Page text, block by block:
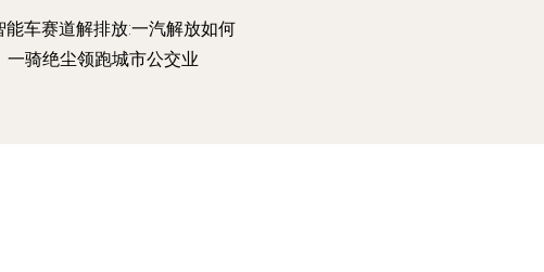
能车赛道解排放:一汽解放如何
一骑绝尘领跑城市公交业